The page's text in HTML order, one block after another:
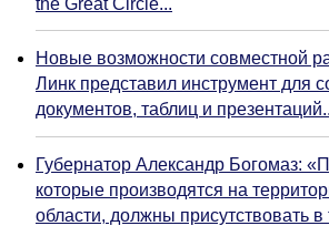
Новые возможности совместной
Линк представил инструмент для
документов, таблиц и
Губернатор Александр Богомаз:
которые производятся на
области, должны присутствовать в